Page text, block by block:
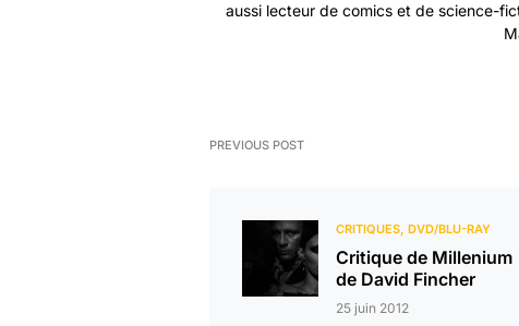
aussi lecteur de comics et de science-
PREVIOUS POST
CRITIQUES DVD/BLU-RAY
Critique de Millenium
de David Fincher
25 juin 2012